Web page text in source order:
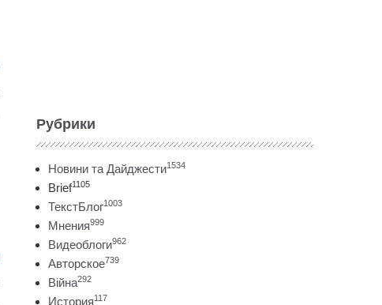
Рубрики
Новини та Дайджести1534
Brief1105
ТекстБлог1003
Мнения999
Видеоблоги962
Авторское739
Війна292
История117